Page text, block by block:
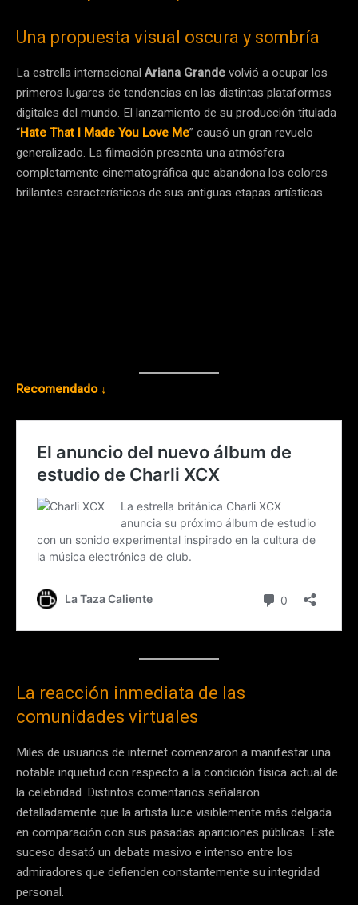
Una propuesta visual oscura y sombría
La estrella internacional Ariana Grandevolvió a ocupar los
primeros lugares de tendencias en las distintas plataformas
digitales del mundo. El lanzamiento de su producción titulada
“Hate That I Made You Love Me” causó un gran revuelo
generalizado. La filmación presenta una atmósfera
completamente cinematográfica que abandona los colores
brillantes característicos de sus antiguas etapas artísticas.
Recomendado ↓
La reacción inmediata de las
comunidades virtuales
Miles de usuarios de internet comenzaron a manifestar una
notable inquietud con respecto a la condición física actual de
la celebridad. Distintos comentarios señalaron
detalladamente que la artista luce visiblemente más delgada
en comparación con sus pasadas apariciones públicas. Este
suceso desató un debate masivo e intenso entre los
admiradores que defienden constantemente su integridad
personal.